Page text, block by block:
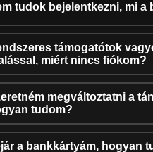
tudok bejelentkezni, mi a
támogatótok
miért nincs fiókom?
megváltoztatni a
tudom?
a bankkártyám, hogyan